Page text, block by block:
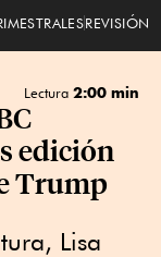
REVISIÓN
Lectura 2:00 min
edición
Trump
Lisa